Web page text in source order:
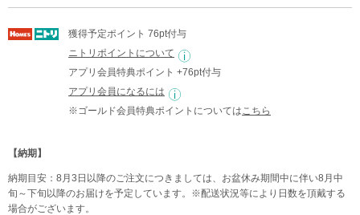
獲得予定ポイント 76pt付与
ニトリポイントについて
アプリ会員特典ポイント +76pt付与
アプリ会員になるには
※ゴールド会員特典ポイントについては こちら
【納期】
納期目安：8月3日以降のご注文につきましては、お盆休み期間中に伴い8月中
旬～下旬以降のお届けを予定しています。※配送状況等により日数を頂戴する
場合がございます。